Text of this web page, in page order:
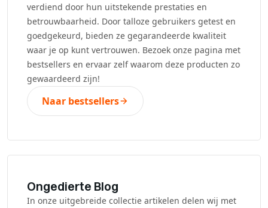
verdiend door hun uitstekende prestaties en
betrouwbaarheid. Door talloze gebruikers getest en
goedgekeurd, bieden ze gegarandeerde kwaliteit
waar je op kunt vertrouwen. Bezoek onze pagina met
bestsellers en ervaar zelf waarom deze producten zo
gewaardeerd zijn!
Naar bestsellers
Ongedierte Blog
In onze uitgebreide collectie artikelen delen wij met